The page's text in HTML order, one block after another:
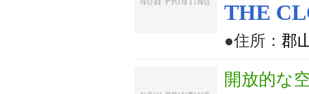
THE
●住所： 郡
開放的な